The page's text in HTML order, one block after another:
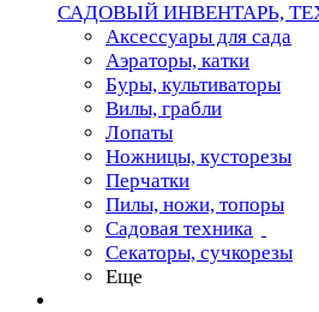
САДОВЫЙ ИНВЕНТАРЬ,
Аксессуары для сада
Аэраторы, катки
Буры, культиваторы
Вилы, грабли
Лопаты
Ножницы, кусторезы
Перчатки
Пилы, ножи, топоры
Садовая техника
Секаторы, сучкорезы
Еще